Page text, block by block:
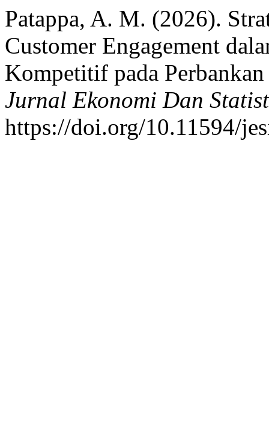
Patappa, A. M. (2026).
Customer Engagement
Kompetitif pada
Jurnal Ekonomi Dan
https://doi.org/10.11594/